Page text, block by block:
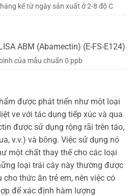
kể từ ngày sản xuất ở 2-8 độ C
ABM (Abamectin) (E-FS-E124)
của mẫu chuẩn 0 ppb
được phát triển như một loại
ve với tác dụng tiếp xúc và qua
được sử dụng rộng rãi trên táo,
v.v.) và bông. Việc sử dụng nó
một chất thay thế cho các loại
loại trái cây này thường được
thức ăn trẻ em, nên việc có
để xác định hàm lượng